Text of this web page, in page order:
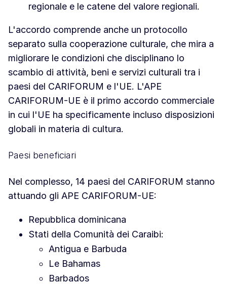
regionale e le catene del valore regionali.
L'accordo comprende anche un protocollo
separato sulla cooperazione culturale, che mira a
migliorare le condizioni che disciplinano lo
scambio di attività, beni e servizi culturali tra i
paesi del CARIFORUM e l'UE. L'APE
CARIFORUM-UE è il primo accordo commerciale
in cui l'UE ha specificamente incluso disposizioni
globali in materia di cultura.
Paesi beneficiari
Nel complesso, 14 paesi del CARIFORUM stanno
attuando gli APE CARIFORUM-UE:
Repubblica dominicana
Stati della Comunità dei Caraibi:
Antigua e Barbuda
Le Bahamas
Barbados